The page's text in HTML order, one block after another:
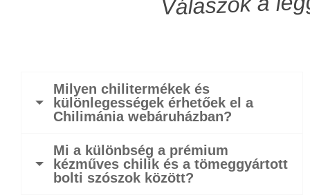
Milyen chilitermékek és
különlegességek érhetőek el a
Chilimánia webáruházban?
Mi a különbség a prémium
kézműves chilik és a tömeggyártott
bolti szószok között?